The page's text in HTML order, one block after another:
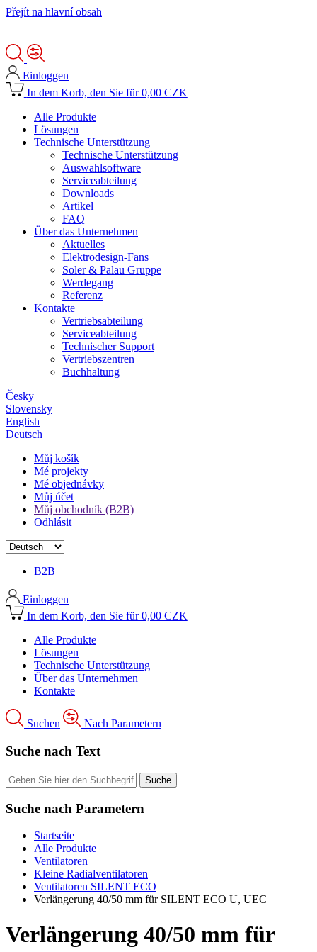
Přejít na hlavní obsah
Einloggen
In dem Korb, den Sie für 0,00 CZK
Alle Produkte
Lösungen
Technische Unterstützung
Technische Unterstützung
Auswahlsoftware
Serviceabteilung
Downloads
Artikel
FAQ
Über das Unternehmen
Aktuelles
Elektrodesign-Fans
Soler & Palau Gruppe
Werdegang
Referenz
Kontakte
Vertriebsabteilung
Serviceabteilung
Technischer Support
Vertriebszentren
Buchhaltung
Česky
Slovensky
English
Deutsch
Můj košík
Mé projekty
Mé objednávky
Můj účet
Můj obchodník (B2B)
Odhlásit
B2B
Einloggen
In dem Korb, den Sie für 0,00 CZK
Alle Produkte
Lösungen
Technische Unterstützung
Über das Unternehmen
Kontakte
Suchen Nach Parametern
Suche nach Text
Suche nach Parametern
Startseite
Alle Produkte
Ventilatoren
Kleine Radialventilatoren
Ventilatoren SILENT ECO
Verlängerung 40/50 mm für SILENT ECO U, UEC
Verlängerung 40/50 mm für